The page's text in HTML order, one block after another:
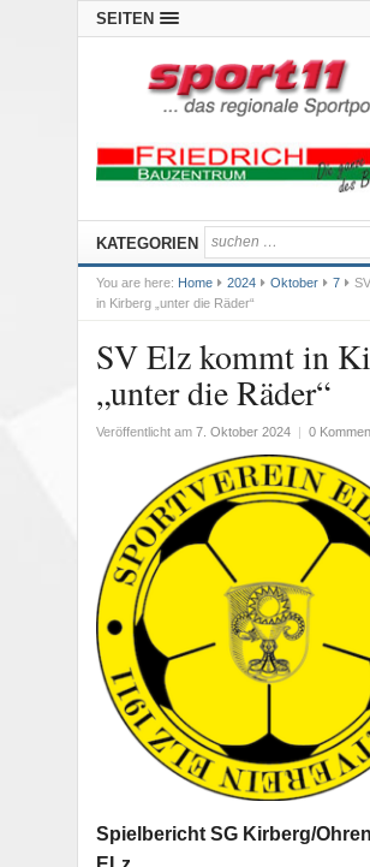
SEITEN
KATEGORIEN
You are here: Home 2024 Oktober 7
in Kirberg „unter die Räder“
SV Elz kommt in
„unter die Räder“
Veröffentlicht am 7. Oktober 2024 0
Spielbericht SG Kirberg/